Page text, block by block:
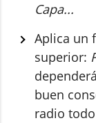
Capa...
Aplica un
superior:
buen
radio